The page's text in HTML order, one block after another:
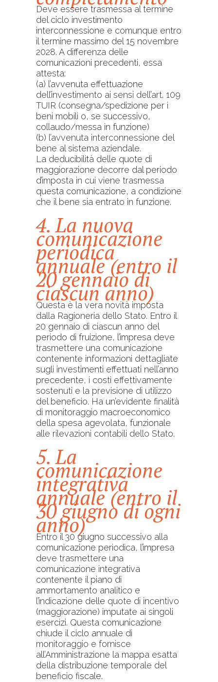
Deve essere trasmessa al termine
del ciclo investimento
interconnessione e comunque entro
il termine massimo del 15 novembre
2028. A differenza delle
comunicazioni precedenti, essa
attesta:
(a) l’avvenuta effettuazione
dell’investimento ai sensi dell’art. 109
TUIR (consegna/spedizione per i
beni mobili o, se successivo,
collaudo/messa in funzione)
(b) l’avvenuta interconnessione del
bene al sistema aziendale.
La deducibilità delle quote di
maggiorazione decorre dal periodo
d’imposta in cui viene trasmessa
questa comunicazione, a condizione
che il bene sia entrato in funzione.
4. La nuova
comunicazione
periodica
annuale (entro il
20 gennaio di
ciascun anno)
Questa è la vera novità imposta
dalla Ragioneria dello Stato. Entro il
20 gennaio di ciascun anno del
periodo di fruizione, l’impresa deve
trasmettere una comunicazione
contenente informazioni dettagliate
sugli investimenti effettuati nell’anno
precedente, i costi effettivamente
sostenuti e la previsione di utilizzo
del beneficio. Ha un’evidente finalità
di monitoraggio macroeconomico
della spesa agevolata, funzionale
alle rilevazioni contabili dello Stato.
5. La
comunicazione
integrativa
annuale (entro il
30 giugno di ogni
anno)
Entro il 30 giugno successivo alla
comunicazione periodica, l’impresa
deve trasmettere una
comunicazione integrativa
contenente il piano di
ammortamento analitico e
l’indicazione delle quote di incentivo
(maggiorazione) imputate ai singoli
esercizi. Questa comunicazione
chiude il ciclo annuale di
monitoraggio e fornisce
all’Amministrazione la mappa esatta
della distribuzione temporale del
beneficio fiscale.